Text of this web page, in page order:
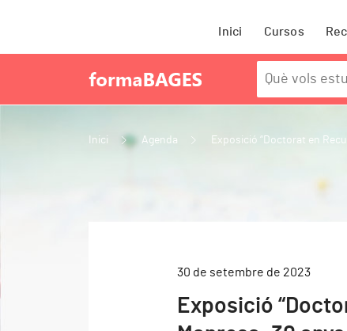
Inici Cursos
Inici Agenda Exposició “Doctorat en
30 de setembre de 2023
Exposició